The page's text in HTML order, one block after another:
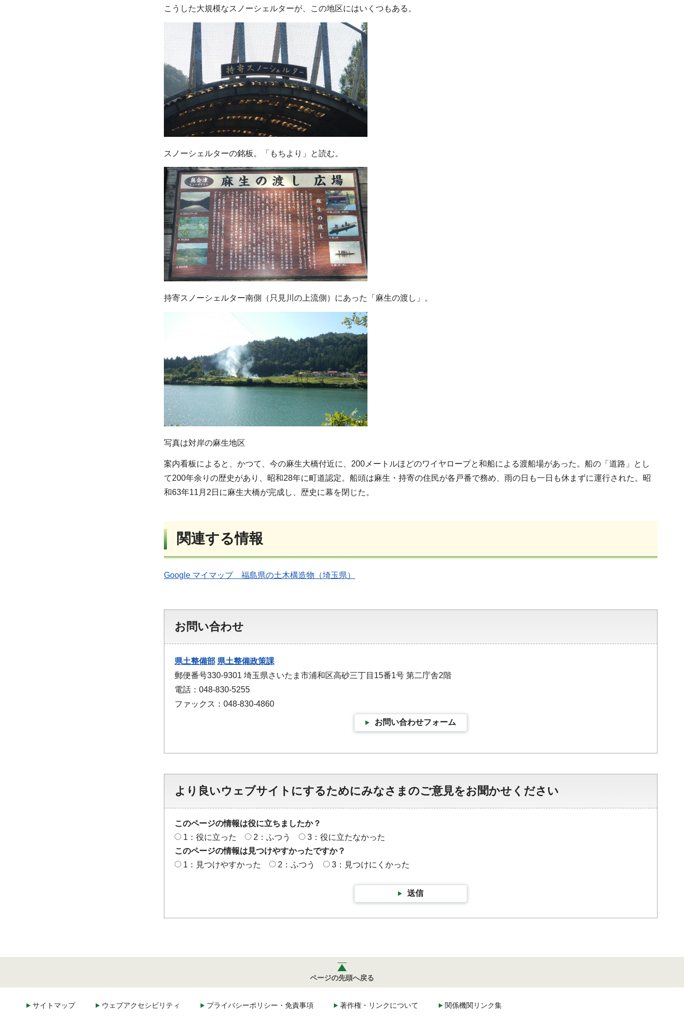
こうした大規模なスノーシェルターが、この地区にはいくつもある。
スノーシェルターの銘板。「もちより」と読む。
持寄スノーシェルター南側（只見川の上流側）にあった「麻生の渡し」。
写真は対岸の麻生地区
案内看板によると、かつて、今の麻生大橋付近に、200メートルほどのワイヤロープと和船による渡船場があった。船の「道路」とし
て200年余りの歴史があり、昭和28年に町道認定。船頭は麻生・持寄の住民が各戸番で務め、雨の日も一日も休まずに運行された。昭
和63年11月2日に麻生大橋が完成し、歴史に幕を閉じた。
関連する情報
Google マイマップ 福島県の土木構造物（埼玉県）
お問い合わせ
県土整備部 県土整備政策課
郵便番号330-9301 埼玉県さいたま市浦和区高砂三丁目15番1号 第二庁舎2階
電話：048-830-5255
ファックス：048-830-4860
お問い合わせフォーム
より良いウェブサイトにするためにみなさまのご意見をお聞かせください
このページの情報は役に立ちましたか？
1：役に立った
2：ふつう
3：役に立たなかった
このページの情報は見つけやすかったですか？
1：見つけやすかった
2：ふつう 3：見つけにくかった
送信
ページの先頭へ戻る
サイトマップ ウェブアクセシビリティ プライバシーポリシー・免責事項 著作権・リンクについて 関係機関リンク集